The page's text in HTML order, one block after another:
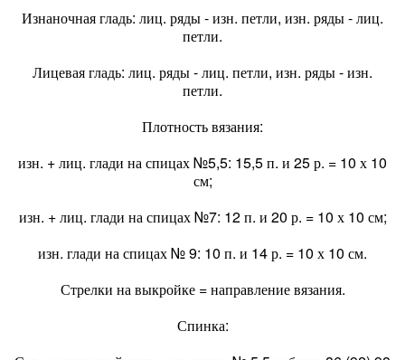
Изнаночная гладь: лиц. ряды - изн. петли, изн. ряды - лиц.
петли.
Лицевая гладь: лиц. ряды - лиц. петли, изн. ряды - изн.
петли.
Плотность вязания:
изн. + лиц. глади на спицах №5,5: 15,5 п. и 25 р. = 10 х 10
см;
изн. + лиц. глади на спицах №7: 12 п. и 20 р. = 10 х 10 см;
изн. глади на спицах № 9: 10 п. и 14 р. = 10 х 10 см.
Стрелки на выкройке = направление вязания.
Спинка: